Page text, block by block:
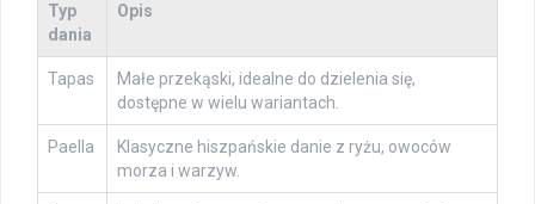
Typ
dania
Opis
Tapas
Małe przekąski, idealne do dzielenia się,
dostępne w wielu wariantach.
Paella
Klasyczne hiszpańskie danie z ryżu, owoców
morza i warzyw.